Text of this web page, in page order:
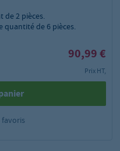
de2 pièces.
quantité de 6 pièces.
90,99 €
Prix HT,